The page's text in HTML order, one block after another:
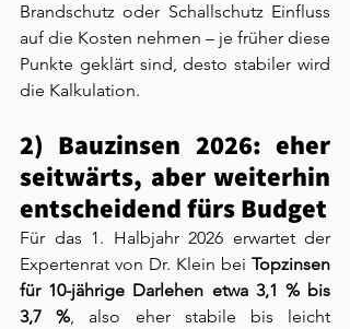
Brandschutz oder Schallschutz Einfluss
auf die Kosten nehmen – je früher diese
Punkte geklärt sind, desto stabiler wird
die Kalkulation.
2) Bauzinsen 2026: eher
seitwärts, aber weiterhin
entscheidend fürs Budget
Für das 1. Halbjahr 2026 erwartet der
Expertenrat von Dr. Klein bei Topzinsen
für 10-jährige Darlehen etwa 3,1 % bis
3,7 %, also eher stabile bis leicht